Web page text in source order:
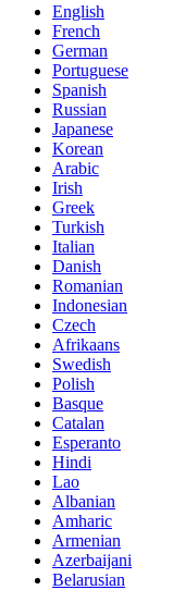
English
French
German
Portuguese
Spanish
Russian
Japanese
Korean
Arabic
Irish
Greek
Turkish
Italian
Danish
Romanian
Indonesian
Czech
Afrikaans
Swedish
Polish
Basque
Catalan
Esperanto
Hindi
Lao
Albanian
Amharic
Armenian
Azerbaijani
Belarusian